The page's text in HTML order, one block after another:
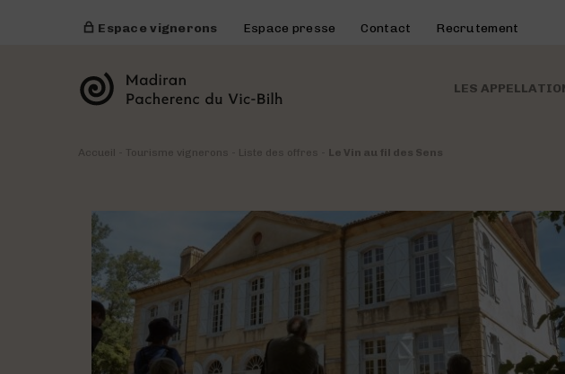
Espace vignerons Espace presse Contact Recrutement
LES
Accueil Tourisme vignerons Liste des offres Le Vin au fil des Sens